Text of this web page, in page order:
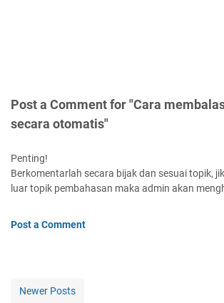
Post a Comment for "Cara
secara otomatis"
Penting!
Berkomentarlah secara bijak dan sesuai topik,
luar topik pembahasan maka admin akan
Post a Comment
Newer Posts